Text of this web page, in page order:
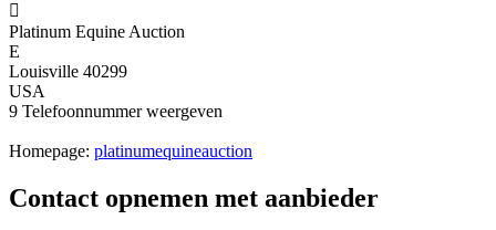

Platinum Equine Auction
E
Louisville 40299
USA
9 Telefoonnummer weergeven
Homepage: platinumequineauction
Contact opnemen met aanbieder